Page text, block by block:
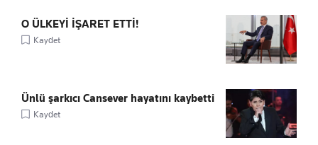
O ÜLKEYİ İŞARET ETTİ!
Kaydet
Ünlü şarkıcı Cansever hayatını kaybetti
Kaydet